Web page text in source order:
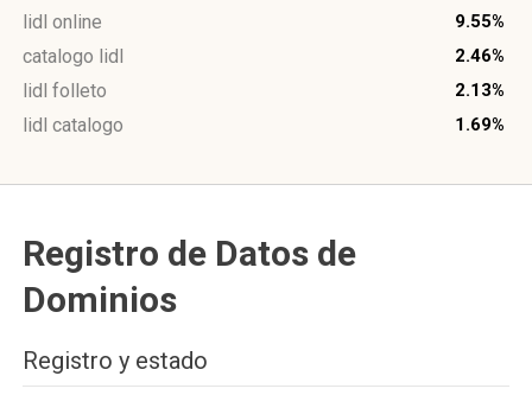
lidl online 9.55%
catalogo lidl 2.46%
lidl folleto 2.13%
lidl catalogo 1.69%
Registro de Datos de
Dominios
Registro y estado